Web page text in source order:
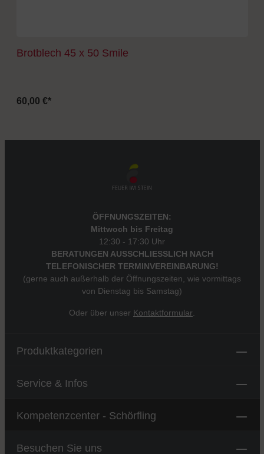
Brotblech 45 x 50 Smile
60,00 €*
Besuchen Sie uns
Kompetenzcenter - Schörfling
ÖFFNUNGSZEITEN:
Mittwoch bis Freitag
12:30 - 17:30 Uhr
BERATUNGEN AUSSCHLIESSLICH NACH
TELEFONISCHER TERMINVEREINBARUNG!
(gerne auch außerhalb der Öffnungszeiten, wie vormittags
von Dienstag bis Samstag)
Oder über unser Kontaktformular
Produktkategorien
Service & Infos